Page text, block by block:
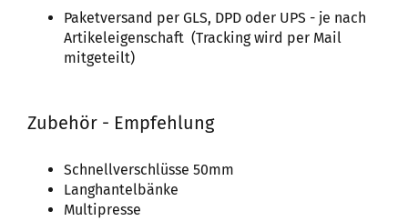
Paketversand per GLS, DPD oder UPS - je nach
Artikeleigenschaft (Tracking wird per Mail
mitgeteilt)
Zubehör - Empfehlung
Schnellverschlüsse 50mm
Langhantelbänke
Multipresse